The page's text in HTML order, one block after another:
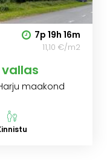
7p 19h 16m
11,10 €/m2
maakond